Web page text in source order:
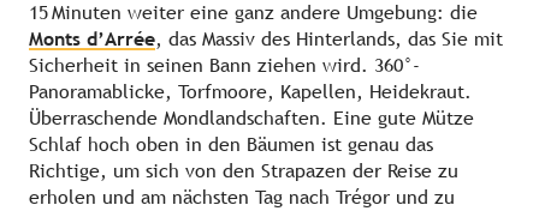
15 Minuten weiter eine ganz andere Umgebung: die
Monts d’Arrée, das Massiv des Hinterlands, das Sie mit
Sicherheit in seinen Bann ziehen wird. 360°-
Panoramablicke, Torfmoore, Kapellen, Heidekraut.
Überraschende Mondlandschaften. Eine gute Mütze
Schlaf hoch oben in den Bäumen ist genau das
Richtige, um sich von den Strapazen der Reise zu
erholen und am nächsten Tag nach Trégor und zu